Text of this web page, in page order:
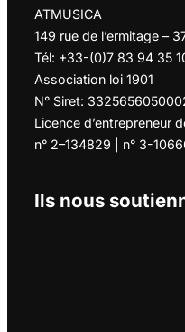
ATMUSICA
149 rue de l’ermitage –
Tél: +33-(0)7 83 94 35
Association loi 1901
N° Siret:
Licence d’entrepreneur
n° 2–134829 | n° 3-
Ils nous